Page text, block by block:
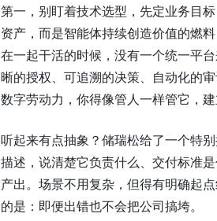
第一，别盯着技术选型，先定业务目
资产，而是智能体持续创造价值的燃
在一起干活的时候，没有一个统一平
晰的授权、可追溯的决策、自动化的
数字劳动力，你得像管人一样管它，建
听起来有点抽象？储瑞松给了一个特
描述，说清楚它负责什么、交付标准
产出。场景不用复杂，但得有明确起
的是：即便出错也不会把公司搞垮。